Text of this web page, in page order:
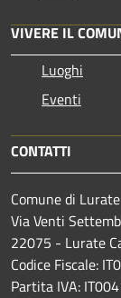
VIVERE IL
Luoghi
Eventi
CONTATTI
Comune di
Via Venti
22075 - Lurate
Codice Fiscale:
Partita IVA: